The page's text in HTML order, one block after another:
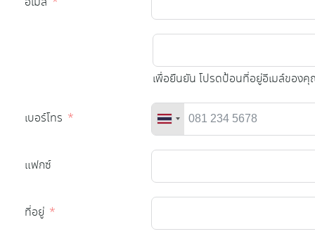
เพื่อยืนยัน โปรดป้อนที่อยู่อีเมล์ของ
เบอร์โทร
แฟกซ์
ที่อยู่